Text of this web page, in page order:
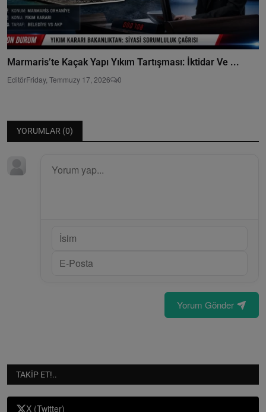
Marmaris’te Kaçak Yapı Yıkım Tartışması: İktidar Ve ...
EditörFriday, Temmuzy 17, 2026 0
YORUMLAR (0)
Yorum Gönder
TAKIP ET!..
X (Twitter)